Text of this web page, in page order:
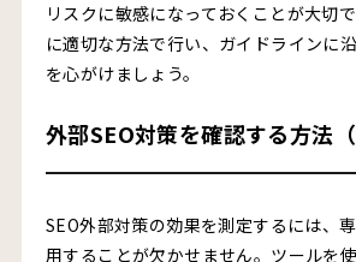
リスクに敏感になっておくことが大切
に適切な方法で行い、ガイドラインに
を心がけましょう。
外部SEO対策を確認する方法（
SEO外部対策の効果を測定するには、
用することが欠かせません。ツールを使